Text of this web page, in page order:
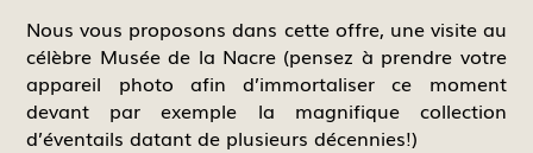
Nous vous proposons dans cette offre, une visite au
célèbre Musée de la Nacre (pensez à prendre votre
appareil photo afin d’immortaliser ce moment
devant par exemple la magnifique collection
d’éventails datant de plusieurs décennies!)